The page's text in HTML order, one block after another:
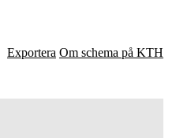
Exportera Om schema på KTH